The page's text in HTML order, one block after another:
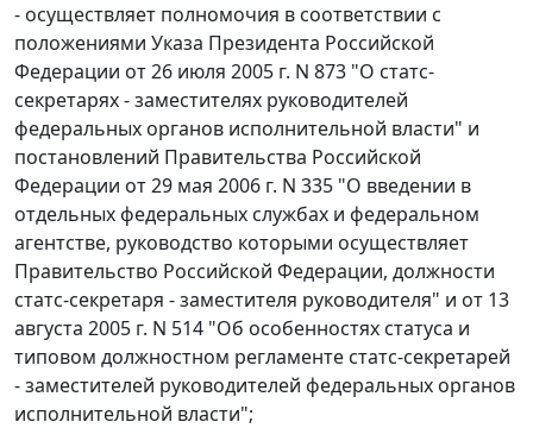
- осуществляет полномочия в соответствии с
положениями Указа Президента Российской
Федерации от 26 июля 2005 г. N 873 "О статс-
секретарях - заместителях руководителей
федеральных органов исполнительной власти" и
постановлений Правительства Российской
Федерации от 29 мая 2006 г. N 335 "О введении в
отдельных федеральных службах и федеральном
агентстве, руководство которыми осуществляет
Правительство Российской Федерации, должности
статс-секретаря - заместителя руководителя" и от 13
августа 2005 г. N 514 "Об особенностях статуса и
типовом должностном регламенте статс-секретарей
- заместителей руководителей федеральных органов
исполнительной власти";